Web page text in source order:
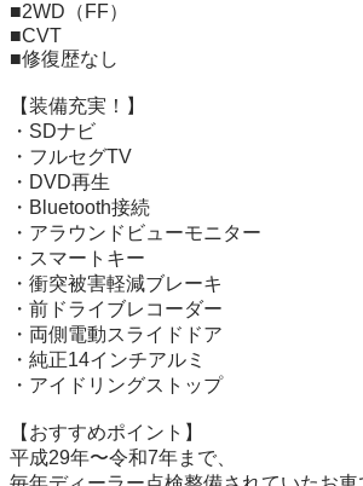
■2WD（FF）
■CVT
■修復歴なし
【装備充実！】
・SDナビ
・フルセグTV
・DVD再生
・Bluetooth接続
・アラウンドビューモニター
・スマートキー
・衝突被害軽減ブレーキ
・前ドライブレコーダー
・両側電動スライドドア
・純正14インチアルミ
・アイドリングストップ
【おすすめポイント】
平成29年〜令和7年まで、